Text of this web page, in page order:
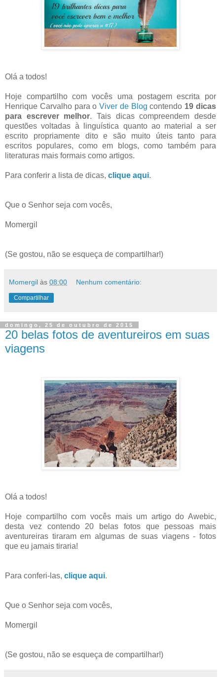
Olá a todos!
Hoje compartilho com vocês uma postagem escrita por
Henrique Carvalho para oViver de Blog contendo 19 dicas
para escrever melhor. Tais dicas compreendem desde
questões voltadas à linguística quanto ao material a ser
escrito propriamente dito e são muito úteis tanto para
escritos populares, como em blogs, como também para
literaturas mais formais como artigos.
Para conferir a lista de dicas, clique aqui.
Que o Senhor seja com vocês,
Momergil
(Se gostou, não se esqueça de compartilhar!)
Momergil às 08:00 Nenhum comentário:
Compartilhar
domingo, 25 de outubro de 2015
20 belas fotos de aventureiros em suas
viagens
Olá a todos!
Hoje compartilho com vocês mais um artigo do Awebic,
desta vez contendo 20 belas fotos que pessoas mais
aventureiras tiraram em algumas de suas viagens - fotos
que eu jamais tiraria!
Para conferi-las, clique aqui.
Que o Senhor seja com vocês,
Momergil
(Se gostou, não se esqueça de compartilhar!)